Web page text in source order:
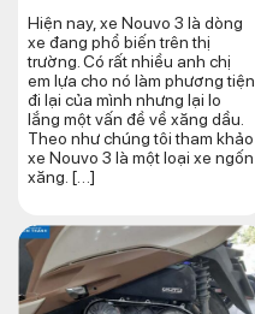
Hiện nay, xe Nouvo 3 là dòng
xe đang phổ biến trên thị
trường. Có rất nhiều anh chị
em lựa cho nó làm phương tiện
đi lại của mình nhưng lại lo
lắng một vấn đề về xăng dầu.
Theo như chúng tôi tham khảo
xe Nouvo 3 là một loại xe ngốn
xăng. […]